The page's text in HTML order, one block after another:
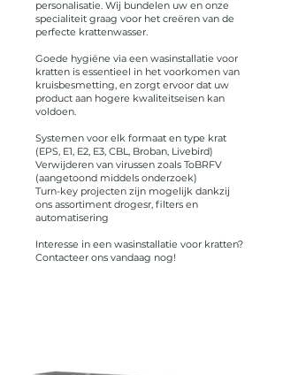
personalisatie. Wij bundelen uw en onze
specialiteit graag voor het creëren van de
perfecte krattenwasser.
Goede hygiëne via een wasinstallatie voor
kratten is essentieel in het voorkomen van
kruisbesmetting, en zorgt ervoor dat uw
product aan hogere kwaliteitseisen kan
voldoen.
Systemen voor elk formaat en type krat
(EPS, E1, E2, E3, CBL, Broban, Livebird)
Verwijderen van virussen zoals ToBRFV
(aangetoond middels onderzoek)
Turn-key projecten zijn mogelijk dankzij
ons assortiment drogesr, filters en
automatisering
Interesse in een wasinstallatie voor kratten?
Contacteer ons vandaag nog!